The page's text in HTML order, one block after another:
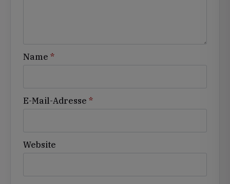
Name *
E-Mail-Adresse *
Website